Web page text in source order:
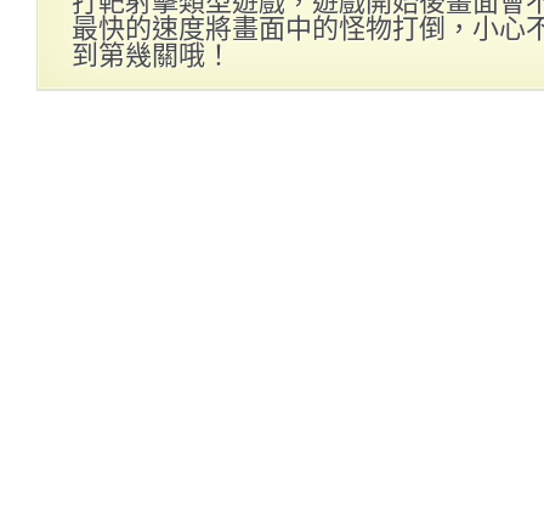
最快的速度將畫面中的怪物打倒，小心
到第幾關哦！